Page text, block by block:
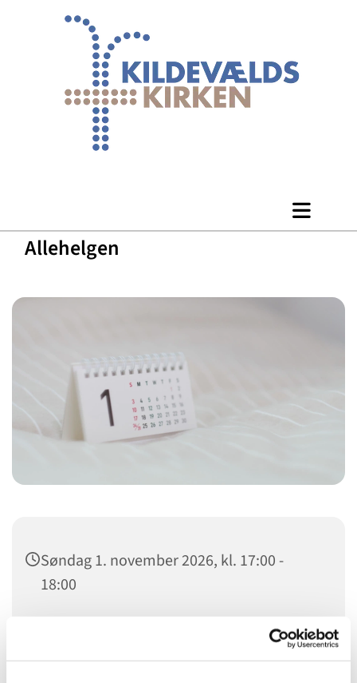
Allehelgen
Søndag 1. november 2026, kl. 17:00 -
18:00
Kildevældskirken, Ved Kildevældskirken